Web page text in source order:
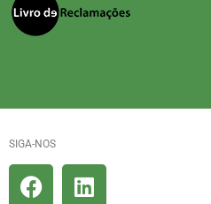
SIGA-NOS